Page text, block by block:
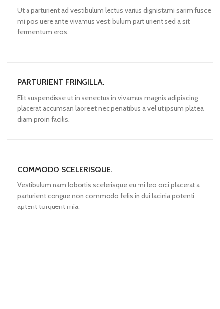
Ut a parturient ad vestibulum lectus varius dignistami sarim fusce
mi pos uere ante vivamus vesti bulum part urient sed a sit
fermentum eros.
PARTURIENT FRINGILLA.
Elit suspendisse ut in senectus in vivamus magnis adipiscing
placerat accumsan laoreet nec penatibus a vel ut ipsum platea
diam proin facilis.
COMMODO SCELERISQUE.
Vestibulum nam lobortis scelerisque eu mi leo orci placerat a
parturient congue non commodo felis in dui lacinia potenti
aptent torquent mia.